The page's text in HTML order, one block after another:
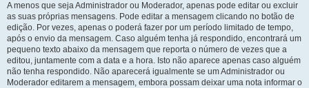
A menos que seja Administrador ou Moderador, apenas pode editar ou excluir
as suas próprias mensagens. Pode editar a mensagem clicando no botão de
edição. Por vezes, apenas o poderá fazer por um período limitado de tempo,
após o envio da mensagem. Caso alguém tenha já respondido, encontrará um
pequeno texto abaixo da mensagem que reporta o número de vezes que a
editou, juntamente com a data e a hora. Isto não aparece apenas caso alguém
não tenha respondido. Não aparecerá igualmente se um Administrador ou
Moderador editarem a mensagem, embora possam deixar uma nota informar o